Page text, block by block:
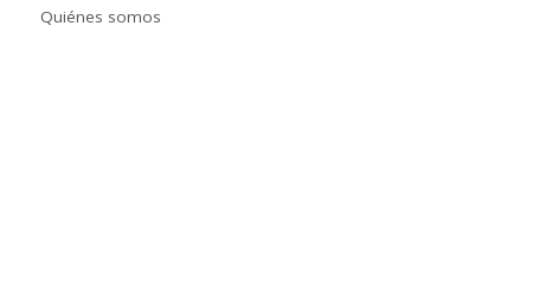
Quiénes somos